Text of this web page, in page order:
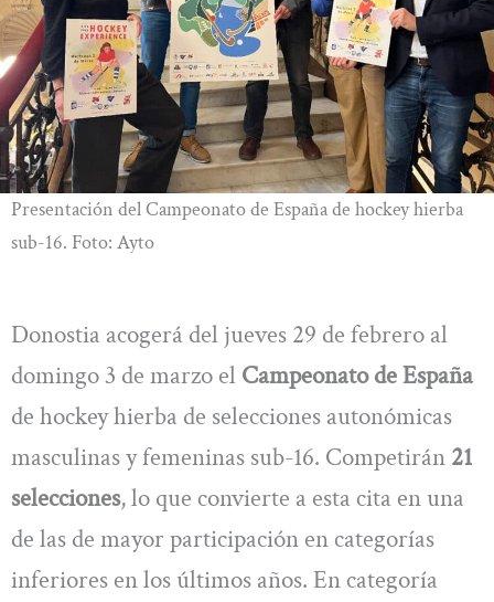
Presentación del Campeonato de España de hockey hierba
sub-16. Foto: Ayto
Donostia acogerá del jueves 29 de febrero al
domingo 3 de marzo el Campeonato de España
de hockey hierba de selecciones autonómicas
masculinas y femeninas sub-16. Competirán 21
selecciones, lo que convierte a esta cita en una
de las de mayor participación en categorías
inferiores en los últimos años. En categoría